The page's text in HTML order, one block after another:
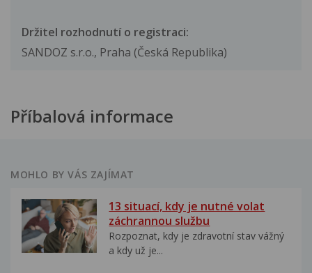
Držitel rozhodnutí o registraci:
SANDOZ s.r.o., Praha (Česká Republika)
Příbalová informace
MOHLO BY VÁS ZAJÍMAT
13 situací, kdy je nutné volat
záchrannou službu
Rozpoznat, kdy je zdravotní stav vážný
a kdy už je...